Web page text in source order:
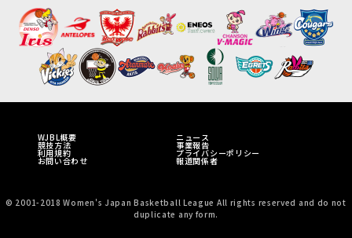
WJBL概要 ニュース
競技方法 事業報告
利用規約 プライバシーポリシー
お問い合わせ 報道関係者
© 2001-2018 Women's Japan Basketball League All rights reserved and do not
duplicate any form.